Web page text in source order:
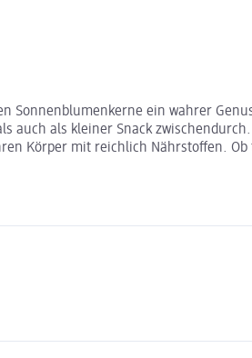
Sonnenblumenkerne ein wahrer
auch als kleiner Snack
Körper mit reichlich Nährstoffen.